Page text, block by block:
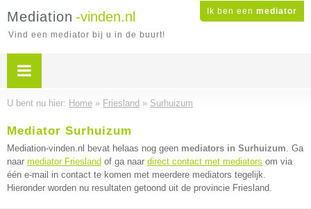
Ik ben een mediator
Mediation -vinden.nl
Vind een mediator bij u in de buurt!
U bent nu hier: Home » Friesland » Surhuizum
Mediator Surhuizum
Mediation-vinden.nl bevat helaas nog geen mediators in Surhuizum. Ga
naar mediator Friesland of ga naar direct contact met mediators om via
één e-mail in contact te komen met meerdere mediators tegelijk.
Hieronder worden nu resultaten getoond uit de provincie Friesland.